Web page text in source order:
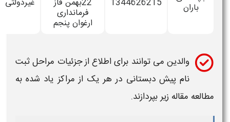
1344626215 22بهمن فاز غیردولتی مختلط
می توانند برای اطلاع از جزئیات مراحل ثبت
پیش دبستانیدر هر یک از مراکز یاد شده به
زیر بپردازند.